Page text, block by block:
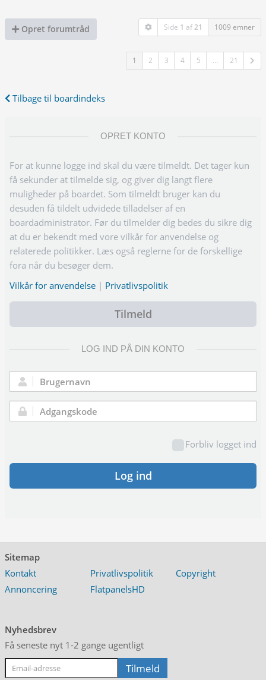
Opret forumtråd Side 1 af21 1009 emner
1 2 3 4 5 … 21
Tilbage til boardindeks
OPRET KONTO
For at kunne logge ind skal du være tilmeldt. Det tager kun
få sekunder at tilmelde sig, og giver dig langt flere
muligheder på boardet. Som tilmeldt bruger kan du
desuden få tildelt udvidede tilladelser af en
boardadministrator. Før du tilmelder dig bedes du sikre dig
at du er bekendt med vore vilkår for anvendelse og
relaterede politikker. Læs også reglerne for de forskellige
fora når du besøger dem.
Vilkår for anvendelse | Privatlivspolitik
Tilmeld
LOG IND PÅ DIN KONTO
Brugernavn:
Adgangskode:
Forbliv logget ind
Log ind
Sitemap
Kontakt
Privatlivspolitik
Copyright
Annoncering
FlatpanelsHD
Nyhedsbrev
Få seneste nyt 1-2 gange ugentligt